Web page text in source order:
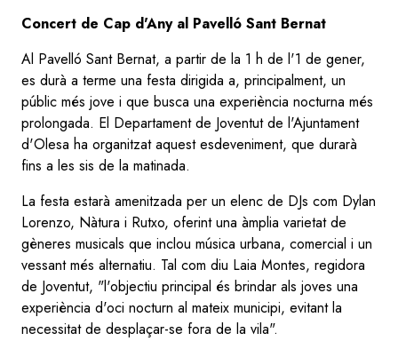
Concert de Cap d'Any al Pavelló Sant Bernat
Al Pavelló Sant Bernat, a partir de la 1 h de l'1 de gener,
es durà a terme una festa dirigida a, principalment, un
públic més jove i que busca una experiència nocturna més
prolongada. El Departament de Joventut de l'Ajuntament
d'Olesa ha organitzat aquest esdeveniment, que durarà
fins a les sis de la matinada.
La festa estarà amenitzada per un elenc de DJs com Dylan
Lorenzo, Nàtura i Rutxo, oferint una àmplia varietat de
gèneres musicals que inclou música urbana, comercial i un
vessant més alternatiu. Tal com diu Laia Montes, regidora
de Joventut, "l'objectiu principal és brindar als joves una
experiència d'oci nocturn al mateix municipi, evitant la
necessitat de desplaçar-se fora de la vila".